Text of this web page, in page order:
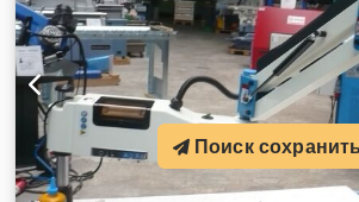
возможностей сгибания Зажим с
руки остаются свободными для
позиционирования плиты
для обработки и ремонта листового
конструкция в современном дизайне
станок для стандартных задач гибки
соотношение цена-качество Более
сгибание с помощью рукоятки Простая
Поиск